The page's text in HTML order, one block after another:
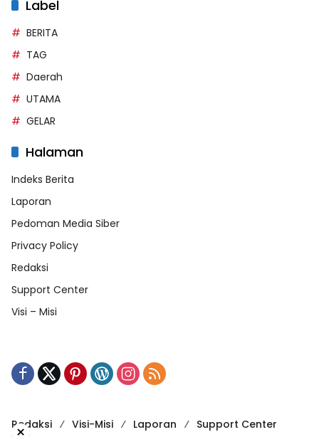
Label
BERITA
TAG
Daerah
UTAMA
GELAR
Halaman
Indeks Berita
Laporan
Pedoman Media Siber
Privacy Policy
Redaksi
Support Center
Visi – Misi
Redaksi Visi-Misi Laporan Support Center
×